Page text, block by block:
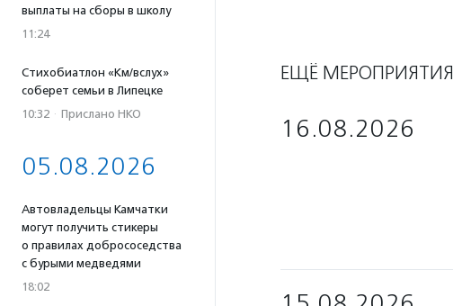
выплаты на сборы в школу
11:24
Стихобиатлон «Км/вслух»
соберет семьи в Липецке
10:32 · Прислано НКО
05.08.2026
Автовладельцы Камчатки
могут получить стикеры
о правилах добрососедства
с бурыми медведями
18:02
ЕЩЁ МЕРОПРИЯТИЯ
16.08.2026